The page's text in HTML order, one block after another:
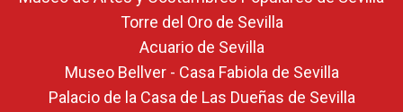
Torre del Oro de Sevilla
Acuario de Sevilla
Museo Bellver - Casa Fabiola de Sevilla
Palacio de la Casa de Las Dueñas de Sevilla